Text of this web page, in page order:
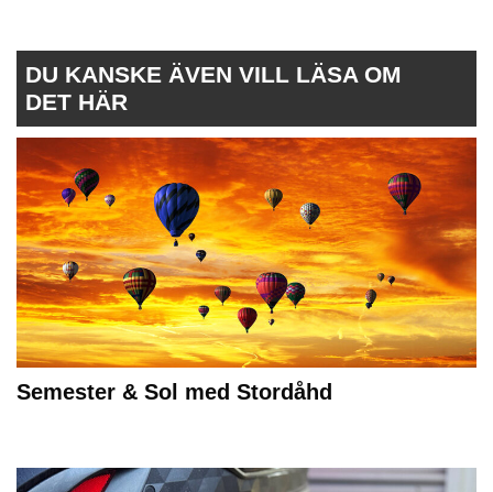
DU KANSKE ÄVEN VILL LÄSA OM
DET HÄR
Semester & Sol med Stordåhd